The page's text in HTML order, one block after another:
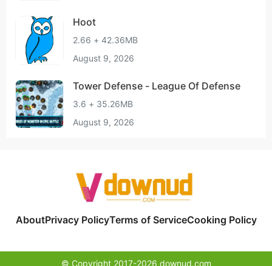
Hoot
2.66 + 42.36MB
August 9, 2026
Tower Defense - League Of Defense
3.6 + 35.26MB
August 9, 2026
AboutPrivacy PolicyTerms of ServiceCooking Policy
© Copyright 2017-2026 downud.com